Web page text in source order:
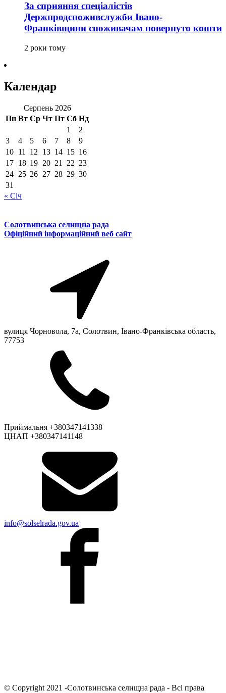
За сприяння спеціалістів
Держпродспоживслужби Івано-
Франківщини споживачам повернуто кошти
2 роки тому
Календар
Серпень 2026
Пн Вт Ср Чт Пт Сб Нд
1
2
3
4 5 6 7 8
9
10 11 12 13 14 15 16
17 18 19 20 21 22 23
24 25 26 27 28 29 30
31
« Січ
Солотвинська селищна рада
Офіційний інформаційний веб сайт
вулиця Чорновола, 7a, Солотвин, Івано-Франківська область,
77753
Приймальня +380347141338
ЦНАП +380347141148
info@solselrada.gov.ua
© Copyright 2021 -Солотвинська селищна рада - Всі права